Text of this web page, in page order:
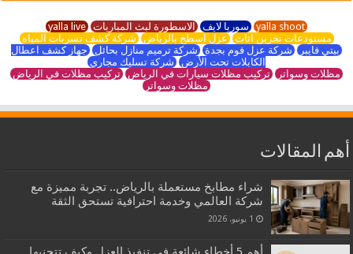
yalla shoot سوريا لايف الاسطورة لبث المباريات yalla live
مستودعات تخزين اثاث عزل اسطح بالرياض شركة كشف تسربات المياه
بيتي فايبر شركة عزل فوم بجدة شركة ترميم منازل بحائل جهاز كشف اعطال
الكابلات تحت الأرض شركة تسليك مجاري
مظلات وسواتر تركيب مظلات سيارات في الرياض تركيب مظلات في الرياض
مظلات وسواتر
أهم المقالات
شراء مطابخ مستعملة بالرياض.. تجربة مميزة مع
شركة العالمي وخدمة احترافية تستحق الثقة
1 يونيو، 2026